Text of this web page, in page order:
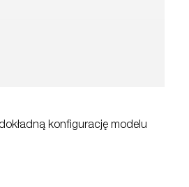
konfigurację modelu